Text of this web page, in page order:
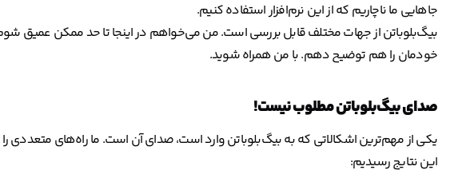
جاهایی ما ناچاریم که از این نرم‌افزار استفاده کنیم.
بیگ‌بلوباتن از جهات مختلف قابل بررسی است. من می‌خواهم در اینجا تا حد ممکن عمیق شوم
خودمان را هم توضیح دهم. با من همراه شوید.
صدای بیگ‌‌بلو‌باتن مطلوب نیست!
یکی از مهم‌ترین اشکالاتی که به بیگ‌بلوباتن وارد است، صدای آن است. ما راه‌های متعددی را
این نتایج رسیدیم: